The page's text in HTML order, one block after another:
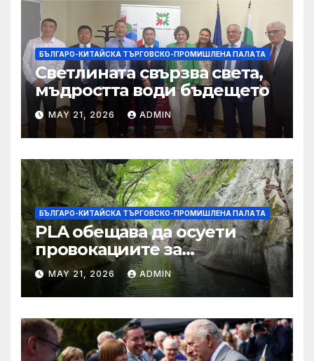
БЪЛГАРО-КИТАЙСКА ТЪРГОВСКО-ПРОМИШЛЕНА ПАЛAТА
Светлината свързва света,
мъдростта води бъдещето
MAY 21, 2026 ADMIN
БЪЛГАРО-КИТАЙСКА ТЪРГОВСКО-ПРОМИШЛЕНА ПАЛAТА
PLA обещава да осуети
провокациите за
„независимост на Тайван“.
MAY 21, 2026 ADMIN